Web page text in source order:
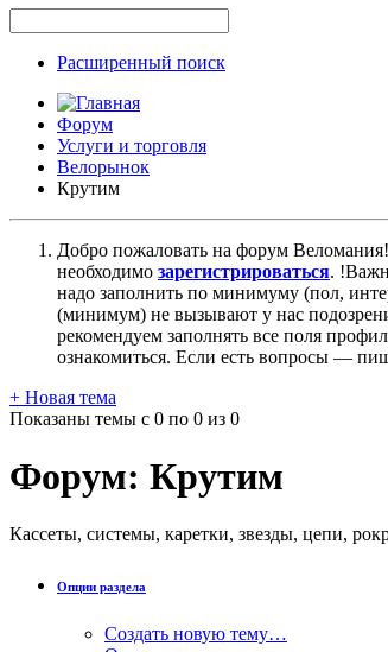
Расширенный поиск
Форум
Услуги и торговля
Велорынок
Крутим
Добро пожаловать на форум
необходимо зарегистрироваться.
надо заполнить по минимуму (пол,
(минимум) не вызывают у нас
рекомендуем заполнять все поля
ознакомиться. Если есть вопросы —
+ Новая тема
Показаны темы с 0 по 0 из 0
Форум: Крутим
Кассеты, системы, каретки, звезды, цепи,
Опции раздела
Создать новую тему…